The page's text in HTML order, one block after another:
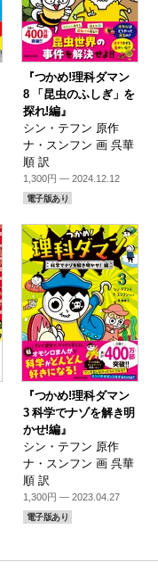
『つかめ!理科ダマン
8 「昆虫のふしぎ」を
探れ!編』
シン・テフン 原作
ナ・スンフン 画 呉華
順 訳
1,300円 — 2024.12.12
電子版あり
『つかめ!理科ダマン
3 科学でナゾを解き明
かせ!編』
シン・テフン 原作
ナ・スンフン 画 呉華
順 訳
1,300円 — 2023.04.27
電子版あり